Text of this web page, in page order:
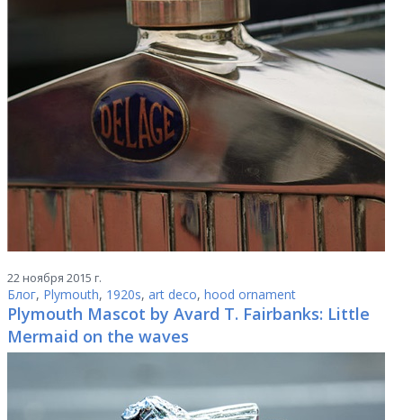
22 ноября 2015 г.
Блог, Plymouth, 1920s, art deco, hood ornament
Plymouth Mascot by Avard T. Fairbanks: Little
Mermaid on the waves